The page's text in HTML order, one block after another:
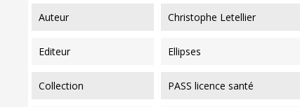
auteur Christophe Letellier
editeur Ellipses
collection PASS licence santé